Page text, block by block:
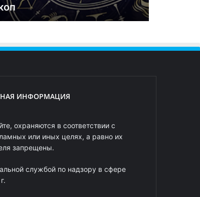
ИНФОРМАЦИЯ
охраняются в соответствии с
или иных целях, а равно их
запрещены.
службой по надзору в сфере